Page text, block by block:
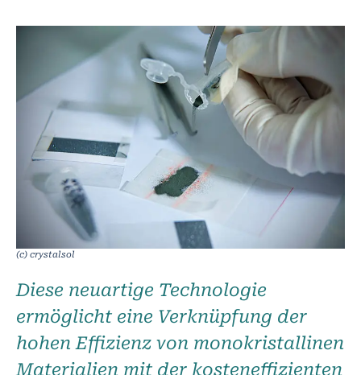
(c) crystalsol
Diese neuartige Technologie
ermöglicht eine Verknüpfung der
hohen Effizienz von monokristallinen
Materialien mit der kosteneffizienten